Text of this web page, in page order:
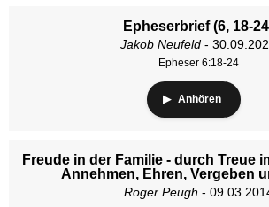
Epheserbrief (6, 18-
Jakob Neufeld -
Epheser 6:18-24
Anhören
Freude in der Familie - durch Treue
Annehmen, Ehren, Vergeben
Roger Peugh -